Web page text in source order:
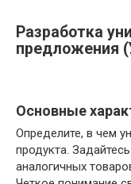
Разработка
предложения
Основные
Определите, в чем
продукта.
аналогичных